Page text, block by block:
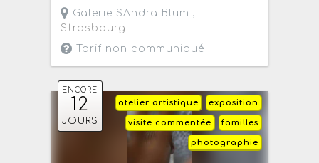
Galerie SAndra Blum ,
Strasbourg
Tarif non communiqué
ENCORE
12
JOURS
exposition
atelier artistique
familles
visite commentée
photographie